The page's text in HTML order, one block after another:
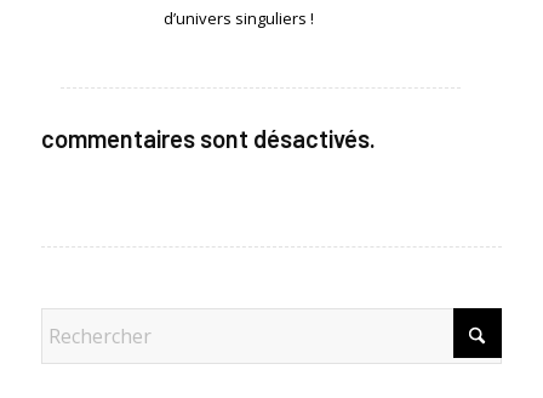
d’univers singuliers !
commentaires sont désactivés.